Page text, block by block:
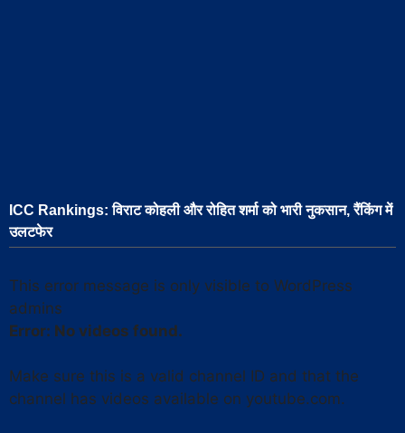
ICC Rankings: विराट कोहली और रोहित शर्मा को भारी नुकसान, रैंकिंग में
उलटफेर
This error message is only visible to WordPress
admins
Error: No videos found.
Make sure this is a valid channel ID and that the
channel has videos available on youtube.com.